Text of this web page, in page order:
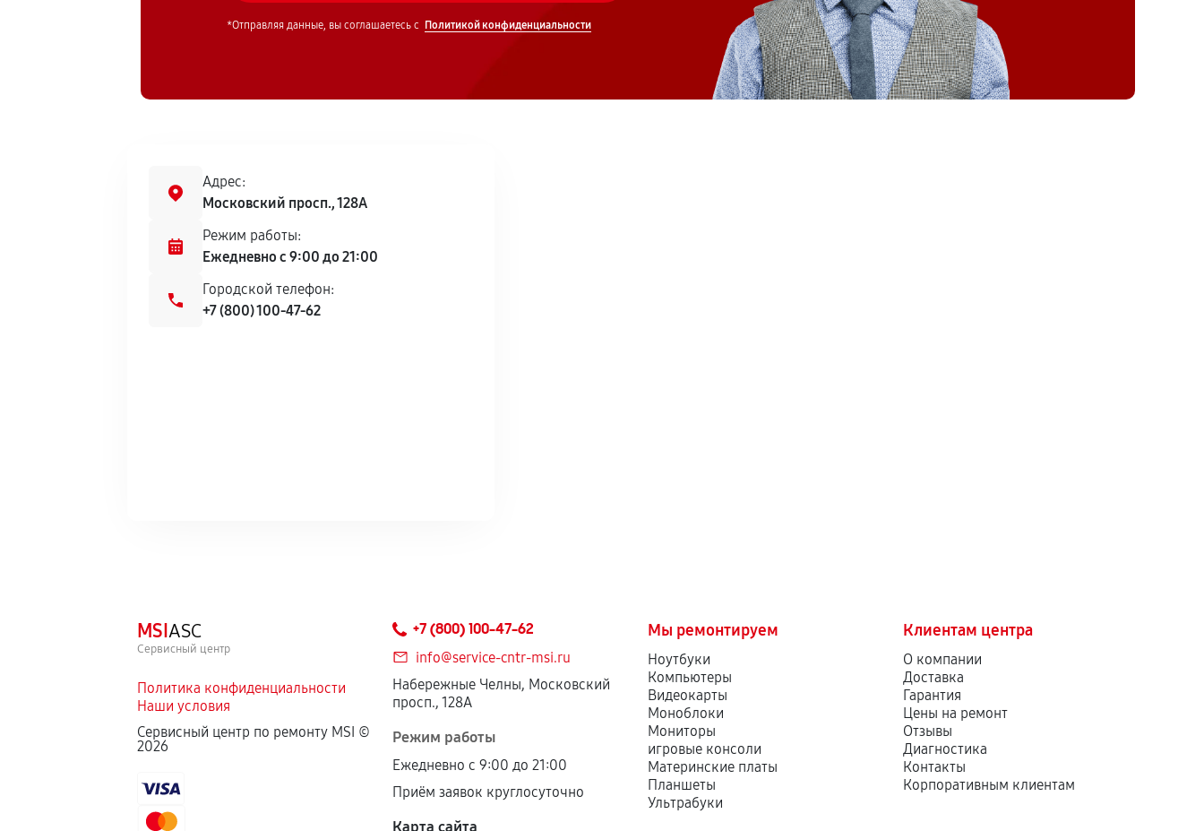
*Отправляя данные, вы соглашаетесь с Политикой конфиденциальности
Адрес:
Московский просп., 128А
Режим работы:
Ежедневно с 9:00 до 21:00
Городской телефон:
+7 (800) 100-47-62
MSIASC
Сервисный центр
Политика конфиденциальности
Наши условия
Сервисный центр по ремонту MSI ©
2026
+7 (800) 100-47-62
info@service-cntr-msi.ru
Набережные Челны, Московский
просп., 128А
Режим работы
Ежедневно с 9:00 до 21:00
Приём заявок круглосуточно
Карта сайта
Мы ремонтируем
Ноутбуки
Компьютеры
Видеокарты
Моноблоки
Мониторы
игровые консоли
Материнские платы
Планшеты
Ультрабуки
Клиентам центра
О компании
Доставка
Гарантия
Цены на ремонт
Отзывы
Диагностика
Контакты
Корпоративным клиентам